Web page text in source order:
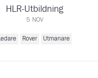
HLR-Utbildning
5 NOV
Ledare Rover Utmanare